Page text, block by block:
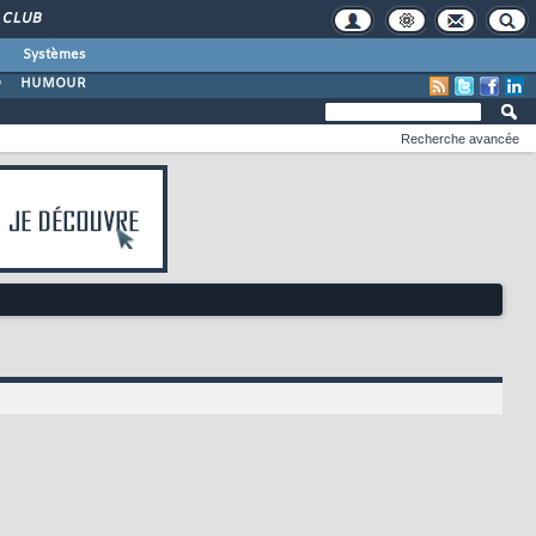
CLUB
Systèmes
HUMOUR
Recherche avancée